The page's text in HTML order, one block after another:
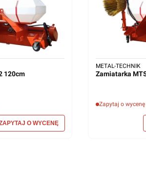
Zamiatarka MTS 2 120cm
Zapytaj o wycenę
METAL-TECHNIK